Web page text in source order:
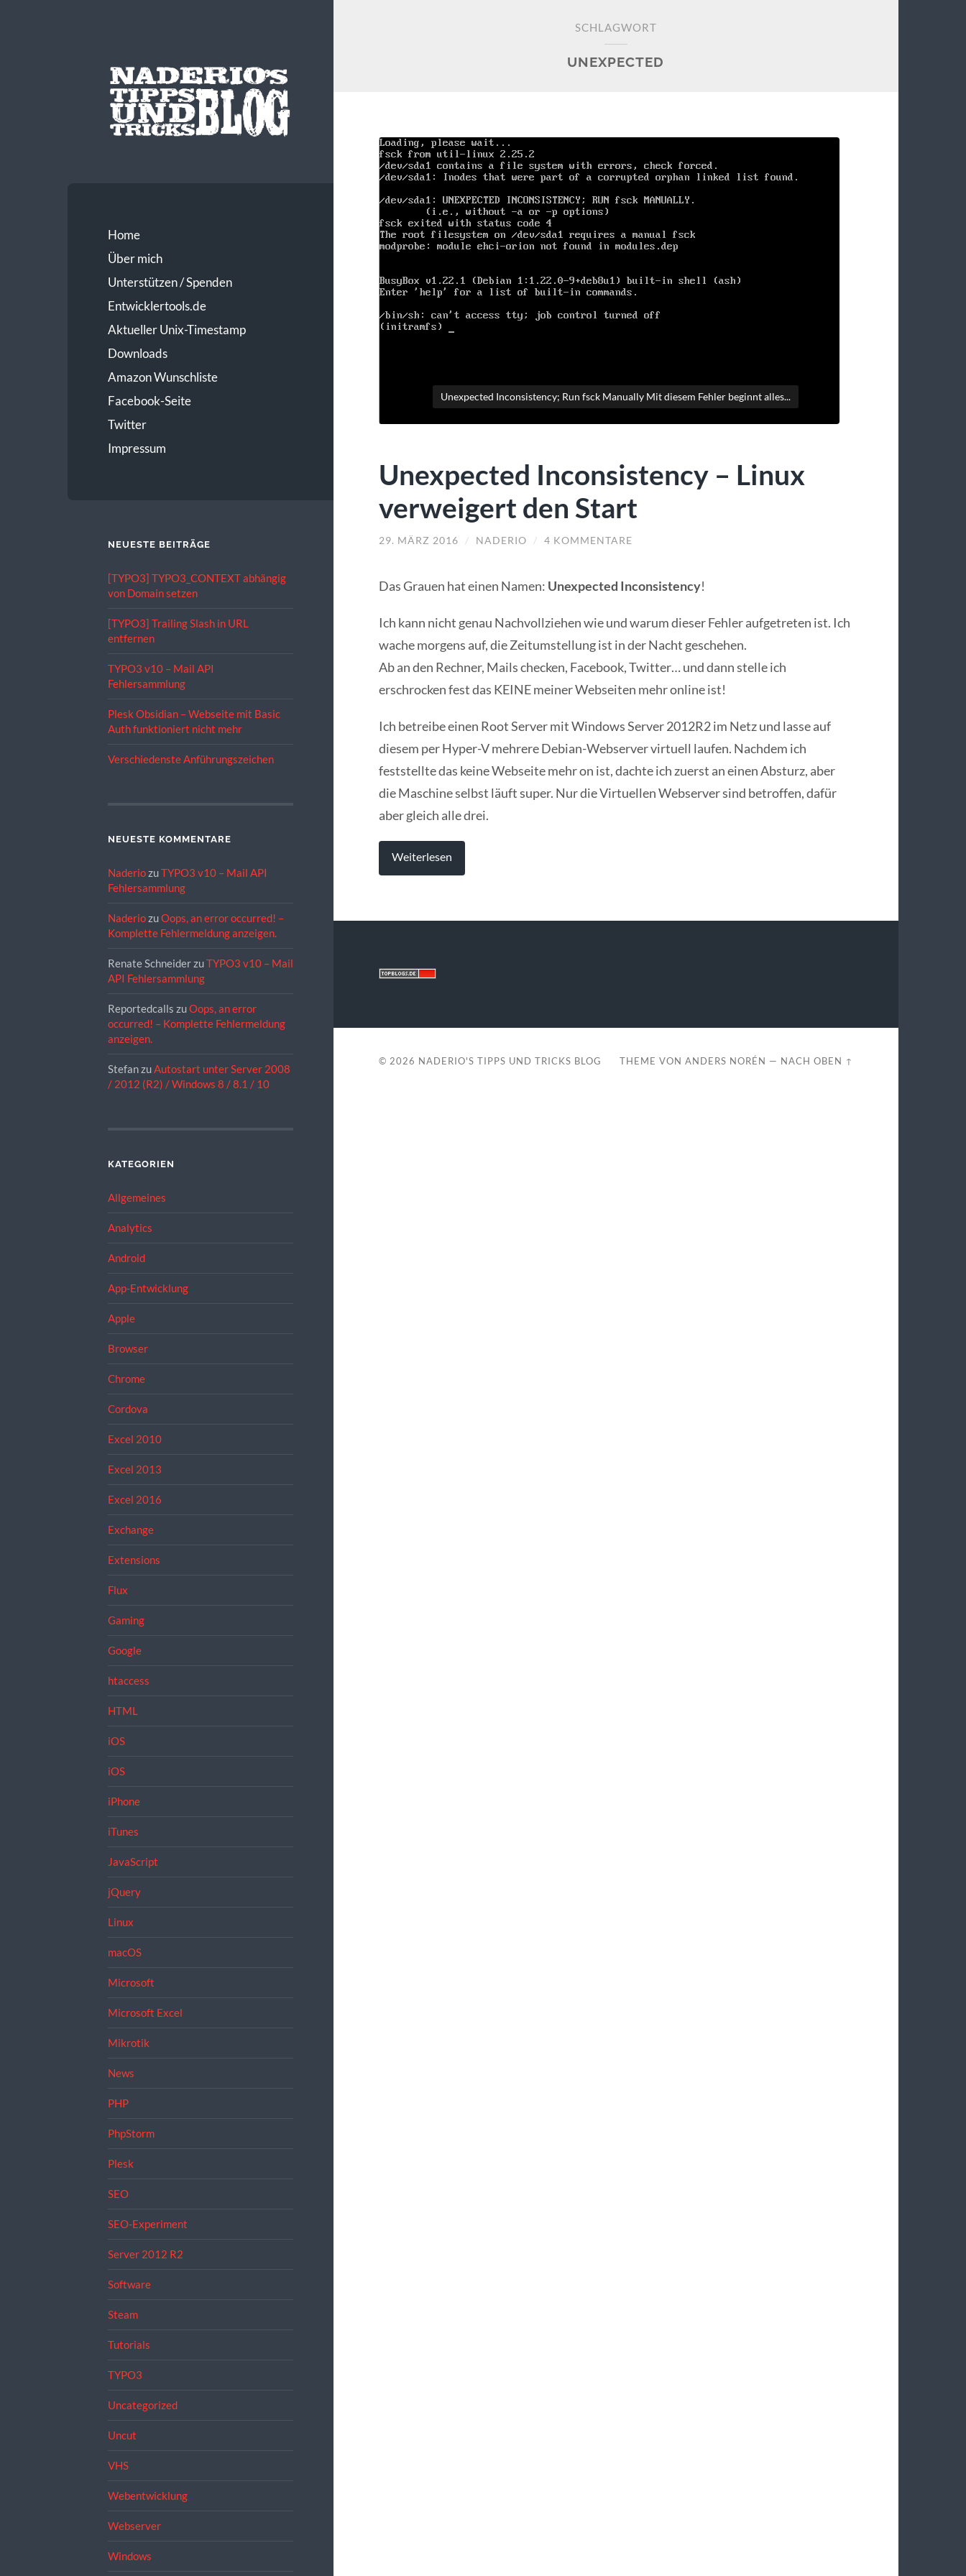
Home
Über mich
Unterstützen / Spenden
Entwicklertools.de
Aktueller Unix-Timestamp
Downloads
Amazon Wunschliste
Facebook-Seite
Twitter
Impressum
NEUESTE BEITRÄGE
[TYPO3] TYPO3_CONTEXT abhängig
von Domain setzen
[TYPO3] Trailing Slash in URL
entfernen
TYPO3 v10 – Mail API
Fehlersammlung
Plesk Obsidian – Webseite mit Basic
Auth funktioniert nicht mehr
Verschiedenste Anführungszeichen
NEUESTE KOMMENTARE
NaderiozuTYPO3 v10 – Mail API
Fehlersammlung
NaderiozuOops, an error occurred! –
Komplette Fehlermeldung anzeigen.
Renate SchneiderzuTYPO3 v10 – Mail
API Fehlersammlung
Reportedcalls zuOops, an error
occurred! – Komplette Fehlermeldung
anzeigen.
StefanzuAutostart unter Server 2008
/ 2012 (R2) / Windows 8 / 8.1 / 10
KATEGORIEN
Allgemeines
Analytics
Android
App-Entwicklung
Apple
Browser
Chrome
Cordova
Excel 2010
Excel 2013
Excel 2016
Exchange
Extensions
Flux
Gaming
Google
htaccess
HTML
iOS
iOS
iPhone
iTunes
JavaScript
jQuery
Linux
macOS
Microsoft
Microsoft Excel
Mikrotik
News
PHP
PhpStorm
Plesk
SEO
SEO-Experiment
Server 2012 R2
Software
Steam
Tutorials
TYPO3
Uncategorized
Uncut
VHS
Webentwicklung
Webserver
Windows
SCHLAGWORT
UNEXPECTED
Unexpected Inconsistency; Run fsck Manually Mit diesem Fehler beginnt alles...
Unexpected Inconsistency – Linux
verweigert den Start
29. MÄRZ 2016 / NADERIO / 4 KOMMENTARE
Das Grauen hat einen Namen: Unexpected Inconsistency!
Ich kann nicht genau Nachvollziehen wie und warum dieser Fehler aufgetreten ist. Ich
wache morgens auf, die Zeitumstellung ist in der Nacht geschehen.
Ab an den Rechner, Mails checken, Facebook, Twitter… und dann stelle ich
erschrocken fest das KEINE meiner Webseiten mehr online ist!
Ich betreibe einen Root Server mit Windows Server 2012R2 im Netz und lasse auf
diesem per Hyper-V mehrere Debian-Webserver virtuell laufen. Nachdem ich
feststellte das keine Webseite mehr on ist, dachte ich zuerst an einen Absturz, aber
die Maschine selbst läuft super. Nur die Virtuellen Webserver sind betroffen, dafür
aber gleich alle drei.
Weiterlesen
© 2026 NADERIO'S TIPPS UND TRICKS BLOG THEME VONANDERS NORÉN — NACH OBEN ↑